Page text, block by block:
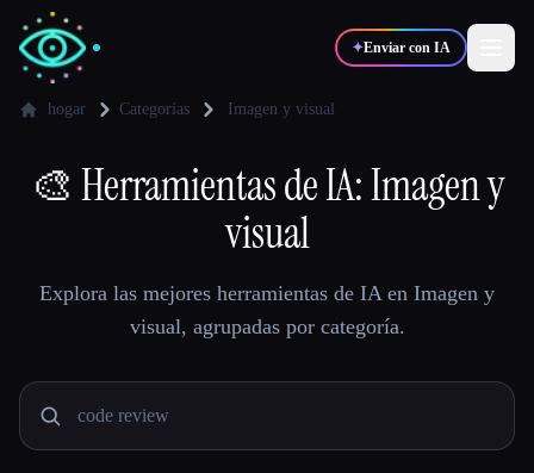
✦Enviar con IA
✍️ Escritores 🎨 Diseñadores
📈
Estudiantes 🎬 Creadores
hogar Categorías Imagen y visual
🎨 Herramientas de IA: Imagen y
visual
Explora las mejores herramientas de IA en Imagen y
visual, agrupadas por categoría.